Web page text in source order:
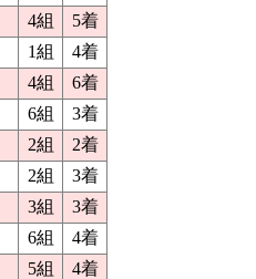
4組
5着
1組
4着
4組
6着
6組
3着
2組
2着
2組
3着
3組
3着
6組
4着
5組
4着